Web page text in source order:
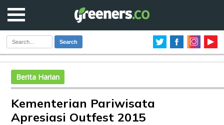
Search
Berita Harian
Kementerian Pariwisata
Apresiasi Outfest 2015